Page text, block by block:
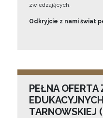
zwiedzających.
Odkryjcie z nami świat
PEŁNA OFERTA
TARNOWSKIEJ